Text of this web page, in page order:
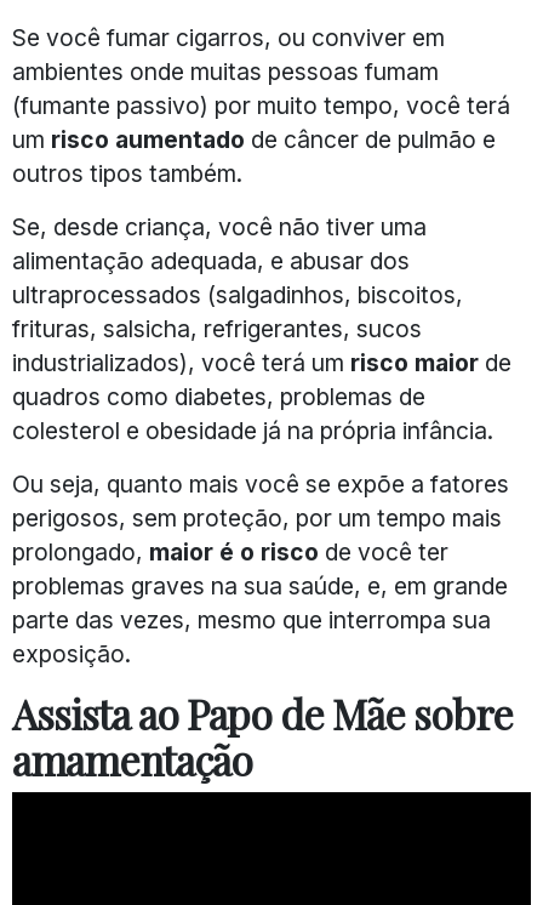
Se você fumar cigarros, ou conviver em
ambientes onde muitas pessoas fumam
(fumante passivo) por muito tempo, você terá
um risco aumentado de câncer de pulmão e
outros tipos também.
Se, desde criança, você não tiver uma
alimentação adequada, e abusar dos
ultraprocessados (salgadinhos, biscoitos,
frituras, salsicha, refrigerantes, sucos
industrializados), você terá um risco maior de
quadros como diabetes, problemas de
colesterol e obesidade já na própria infância.
Ou seja, quanto mais você se expõe a fatores
perigosos, sem proteção, por um tempo mais
prolongado, maior é o risco de você ter
problemas graves na sua saúde, e, em grande
parte das vezes, mesmo que interrompa sua
exposição.
Assista ao Papo de Mãe sobre
amamentação